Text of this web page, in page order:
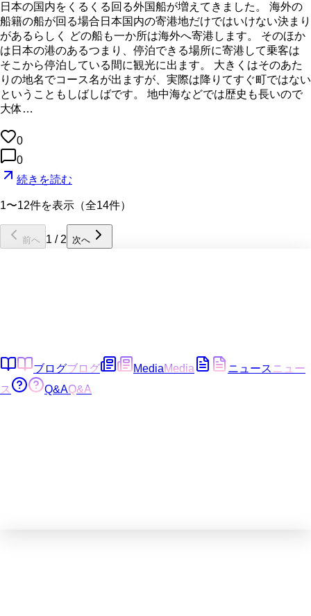
日本の国内をくるくる回る外国船が増えてきました。 海外の
船籍の船が回る場合日本国内の寄港地だけではいけない決まり
があるらしく どの船も一か所は海外へ寄港します。 そのほか
は日本の港のあるつまり、停泊できる場所に寄港して乗客は
そこから停泊している間に観光に出ます。 大きくはそのあた
りの地名でコース名が出ますが、実際は降りてすぐ町ではない
ということもしばしばです。 地中海などでは歴史も長いので
大体…
0
0
続きを読む
1〜12件を表示（全14件）
前へ 1 / 2 次へ
ブログブログ MediaMedia ニュース ニュー
ス
Q&AQ&A